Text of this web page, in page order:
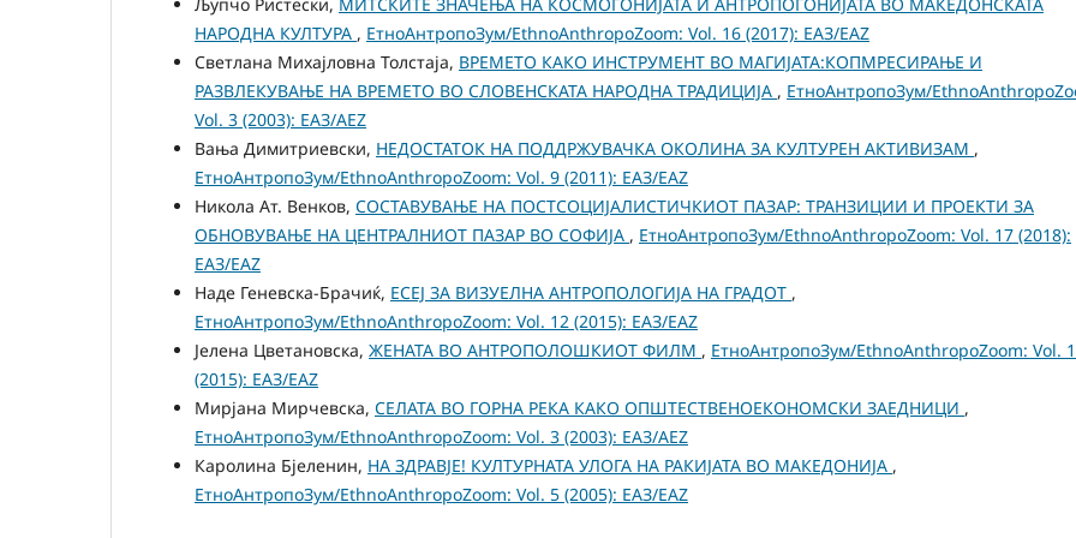
НАРОДНА КУЛТУРА , ЕтноАнтропоЗум/EthnoAnthropoZoom: Vol. 16 (2017): ЕАЗ/EAZ
Светлана Михајловна Толстаја, ВРЕМЕТО КАКО ИНСТРУМЕНТ ВО МАГИЈАТА:КОПМРЕСИРАЊЕ И
РАЗВЛЕКУВАЊЕ НА ВРЕМЕТО ВО СЛОВЕНСКАТА НАРОДНА ТРАДИЦИЈА , ЕтноАнтропоЗум/
Vol. 3 (2003): ЕАЗ/AEZ
Вања Димитриевски, НЕДОСТАТОК НА ПОДДРЖУВАЧКА ОКОЛИНА ЗА КУЛТУРЕН АКТИВИЗАМ ,
ЕтноАнтропоЗум/EthnoAnthropoZoom: Vol. 9 (2011): ЕАЗ/EAZ
Никола Ат. Венков, СОСТАВУВАЊЕ НА ПОСТСОЦИЈАЛИСТИЧКИОТ ПАЗАР: ТРАНЗИЦИИ И ПРОЕКТИ ЗА
ОБНОВУВАЊЕ НА ЦЕНТРАЛНИОТ ПАЗАР ВО СОФИЈА , ЕтноАнтропоЗум/EthnoAnthropoZoom: Vol. 17 (2018):
ЕАЗ/EAZ
Наде Геневска-Брачиќ, ЕСЕЈ ЗА ВИЗУЕЛНА АНТРОПОЛОГИЈА НА ГРАДОТ ,
ЕтноАнтропоЗум/EthnoAnthropoZoom: Vol. 12 (2015): ЕАЗ/EAZ
Јелена Цветановска, ЖЕНАТА ВО АНТРОПОЛОШКИОТ ФИЛМ , ЕтноАнтропоЗум/EthnoAnthropoZoom: Vol.
(2015): ЕАЗ/EAZ
Мирјана Мирчевска, СЕЛАТА ВО ГОРНА РЕКА КАКО ОПШТЕСТВЕНОЕКОНОМСКИ ЗАЕДНИЦИ ,
ЕтноАнтропоЗум/EthnoAnthropoZoom: Vol. 3 (2003): ЕАЗ/AEZ
Каролина Бјеленин, НА ЗДРАВЈЕ! КУЛТУРНАТА УЛОГА НА РАКИЈАТА ВО МАКЕДОНИЈА ,
ЕтноАнтропоЗум/EthnoAnthropoZoom: Vol. 5 (2005): ЕАЗ/EAZ